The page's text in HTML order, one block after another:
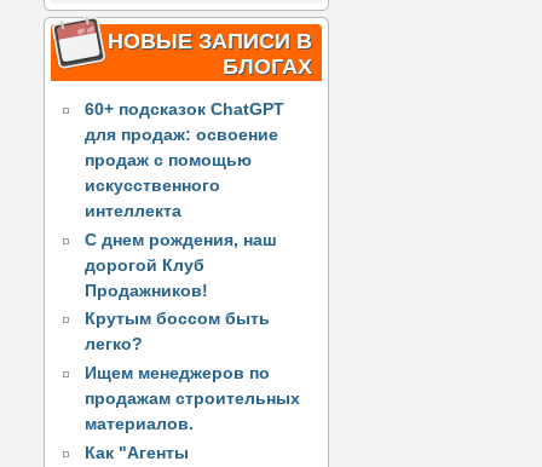
НОВЫЕ ЗАПИСИ В
БЛОГАХ
60+ подсказок ChatGPT
для продаж: освоение
продаж с помощью
искусственного
интеллекта
С днем рождения, наш
дорогой Клуб
Продажников!
Крутым боссом быть
легко?
Ищем менеджеров по
продажам строительных
материалов.
Как "Агенты